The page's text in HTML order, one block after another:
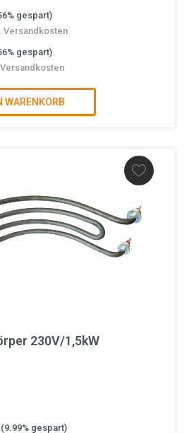
gespart)
Versandkosten
gespart)
WARENKORB
230V/1,5kW
(9.99% gespart)